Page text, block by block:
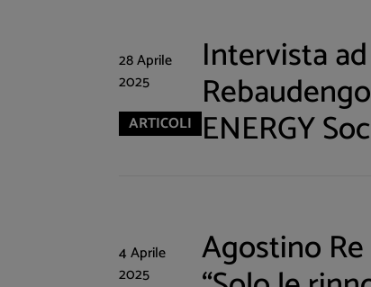
28 Aprile
2025
ARTICOLI
Intervista
ENERGY
4 Aprile
2025
Agostino